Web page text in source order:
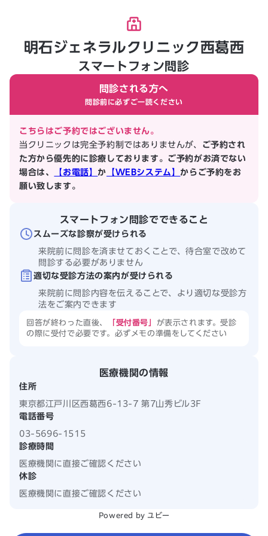
明石ジェネラルクリニック西葛西
スマートフォン問診
問診される方へ
問診前に必ずご一読ください
こちらはご予約ではございません。
当クリニックは完全予約制ではありませんが、 ご予約され
た方から優先的に診療しております。ご予約がお済でない
場合は、
【お電話】 か 【WEBシステム】 からご予約をお
願い致します。
スマートフォン問診でできること
スムーズな診察が受けられる
来院前に問診を済ませておくことで、待合室で改めて
問診する必要がありません
適切な受診方法の案内が受けられる
来院前に問診内容を伝えることで、より適切な受診方
法をご案内できます
回答が終わった直後、 「受付番号」
が表示されます。受診
の際に受付で必要です。必ずメモの準備をしてください
医療機関の情報
住所
東京都江戸川区西葛西6-13-7 第7山秀ビル3F
電話番号
03-5696-1515
診療時間
医療機関に直接ご確認ください
休診
医療機関に直接ご確認ください
Powered by ユビー